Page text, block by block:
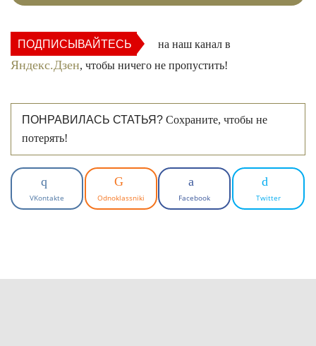
ПОДПИСЫВАЙТЕСЬ на наш канал в
Яндекс.Дзен, чтобы ничего не пропустить!
ПОНРАВИЛАСЬ СТАТЬЯ? Сохраните, чтобы не
потерять!
VKontakte Odnoklassniki Facebook Twitter